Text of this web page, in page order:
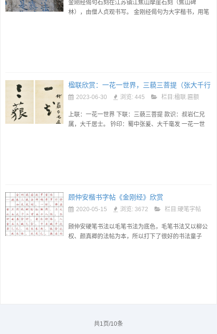
金刚经偈句石刻在江苏镇江焦山摩崖石刻（焦山碑
林），由僧人贞观书写。 金刚经偈句为大字楷书，用笔
楹联欣赏：一花一世界，三藐三菩提（张大千行
书）2023-06-30 浏览: 445 栏目:楹联.匾额
上联：一花一世界 下联：三藐三菩提 款识：叔岩仁兄
属，大千居士。 钤印：蜀中张爰、大千毫发 一花一世
顾仲安楷书字帖《金刚经》欣赏
2020-05-15 浏览: 3672 栏目:硬笔字帖
顾仲安硬笔书法以毛笔书法为底色，毛笔书法又以柳公
权、颜真卿的法帖为本，所以打下了很好的书法童子
共1页/10条